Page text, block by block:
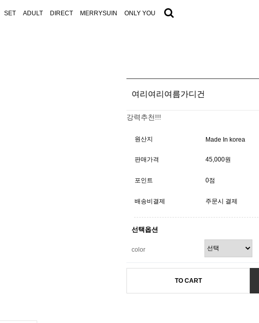
ONLY YOU
MERRYSUIN
DIRECT
ADULT
SET
여리여리여름가디건
강력추천!!!
원산지 Made In korea
판매가격 45,000원
포인트 0점
배송비결제 주문시 결제
선택옵션
color
TO CART